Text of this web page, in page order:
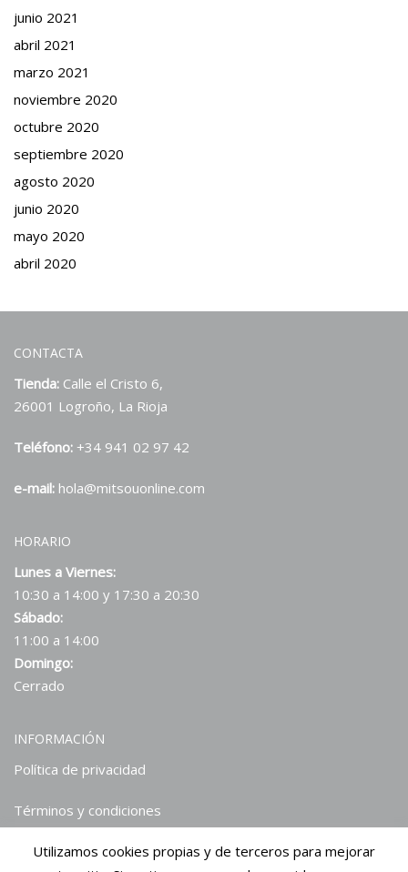
junio 2021
abril 2021
marzo 2021
noviembre 2020
octubre 2020
septiembre 2020
agosto 2020
junio 2020
mayo 2020
abril 2020
CONTACTA
Tienda: Calle el Cristo 6,
26001 Logroño, La Rioja
Teléfono: +34 941 02 97 42
e-mail: hola@mitsouonline.com
HORARIO
Lunes a Viernes:
10:30 a 14:00 y 17:30 a 20:30
Sábado:
11:00 a 14:00
Domingo:
Cerrado
INFORMACIÓN
Política de privacidad
Términos y condiciones
Hablan de nosotros
Utilizamos cookies propias y de terceros para mejorar